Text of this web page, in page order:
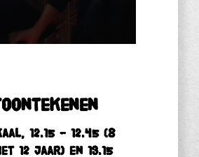
12.15 – 12.45 (8
12 jaar) en 13.15